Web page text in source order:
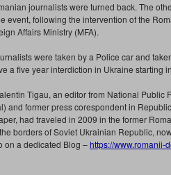
journalists were turned back. The
event, following the intervention of the
Affairs Ministry (MFA).
were taken by a Police car and
a five year interdiction in Ukraine starting
Tigau, an editor from National
and former press corespondent in
had traveled in 2009 in the former
borders of Soviet Ukrainian Republic,
on a dedicated Blog –https://www.romanii-